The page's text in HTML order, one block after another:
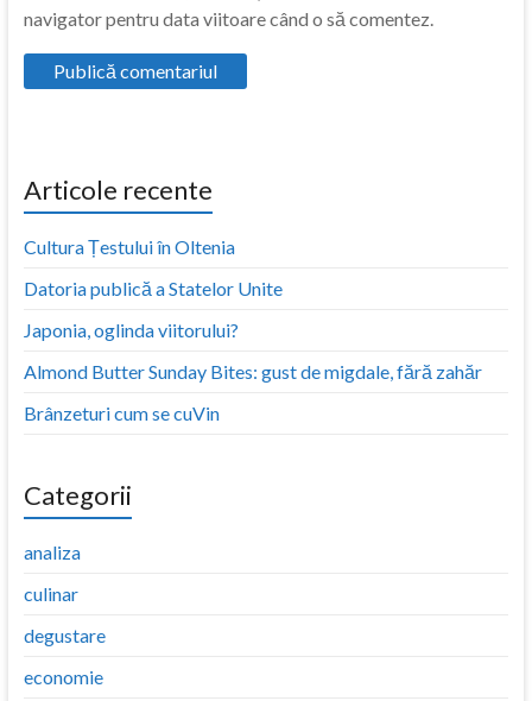
navigator pentru data viitoare când o să comentez.
Articole recente
Cultura Țestului în Oltenia
Datoria publică a Statelor Unite
Japonia, oglinda viitorului?
Almond Butter Sunday Bites: gust de migdale, fără zahăr
Brânzeturi cum se cuVin
Categorii
analiza
culinar
degustare
economie